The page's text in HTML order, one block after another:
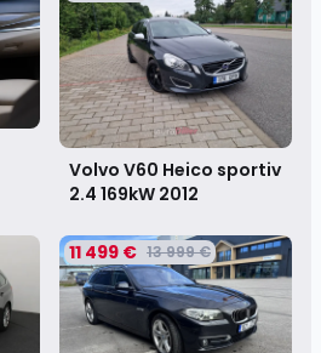
Volvo V60 Heico sportiv
2.4 169kW 2012
11 499 € 13 999 €